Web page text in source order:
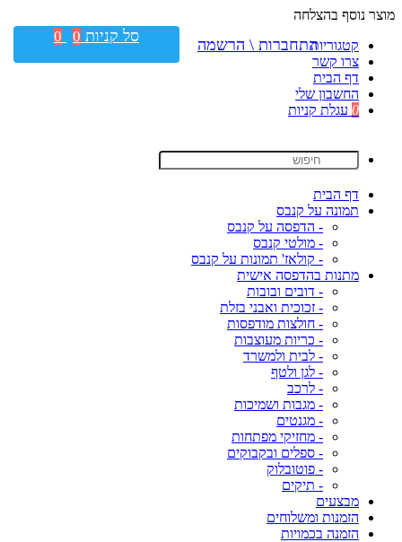
מוצר נוסף בהצלחה
קטגוריות
צרו קשר
דף הבית
החשבון שלי
0 עגלת קניות
דף הבית
תמונה על קנבס
- הדפסה על קנבס
- מולטי קנבס
- קולאז' תמונות על קנבס
מתנות בהדפסה אישית
- דובים ובובות
- זכוכית ואבני בזלת
- חולצות מודפסות
- כריות מעוצבות
- לבית ולמשרד
- לגן ולטף
- לרכב
- מגבות ושמיכות
- מגנטים
- מחזיקי מפתחות
- ספלים ובקבוקים
- פוטובלוק
- תיקים
מבצעים
הזמנות ומשלוחים
הזמנה בכמויות
התחברות \ הרשמה סל קניות 0
0